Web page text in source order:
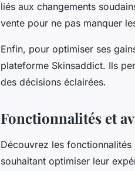
liés aux changements
vente pour ne pas manquer
Enfin, pour optimiser ses
plateforme Skinsaddict. Ils
des décisions éclairées.
Fonctionnalités et
Découvrez les
souhaitant optimiser leur